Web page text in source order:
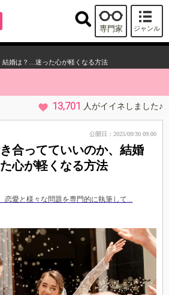
ジャンル
専門家
結婚は？…迷った心が軽くなる方法
13,701 人がイイネしました♪
公開日：2025/09/30 09:00
合ってていいのか、結婚
心が軽くなる方法
恋愛と様々な問題を専門的に執筆して...